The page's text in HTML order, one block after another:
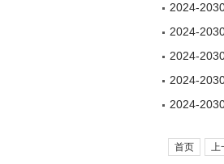
2024-
2024-
2024-
2024-
2024-
首页 上